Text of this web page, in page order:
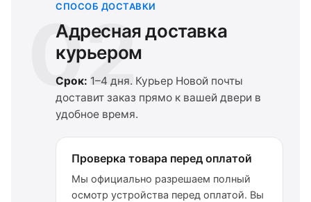
02
СПОСОБ ДОСТАВКИ
Адресная доставка
курьером
Срок: 1–4 дня. Курьер Новой почты
доставит заказ прямо к вашей двери в
удобное время.
Проверка товара перед оплатой
Мы официально разрешаем полный
осмотр устройства перед оплатой. Вы